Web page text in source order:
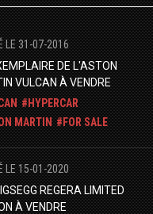
LE 31-07-2016
DE L'ASTON
VULCAN À VENDRE
HYPERCAR
MARTIN
FOR SALE
LE 15-01-2020
REGERA LIMITED
À VENDRE